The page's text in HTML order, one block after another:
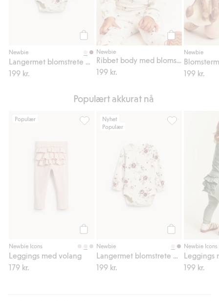
Legg til
Newbie
199 kr.
Legg til
Newbie
199 kr.
Newbie
199 kr.
Populært akkurat nå
Populær
Newbie Icons
Leggings med volang
179 kr.
Leggings med volang, Legg til i favoriter
Nyhet
Populær
Newbie
199 kr.
Langermet
Newbie Icons
Leggings
199 kr.